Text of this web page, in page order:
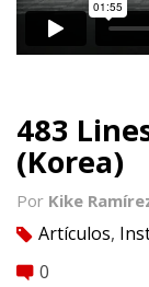
483
(Korea)
Por Kike
tag Artículos,
comment 0